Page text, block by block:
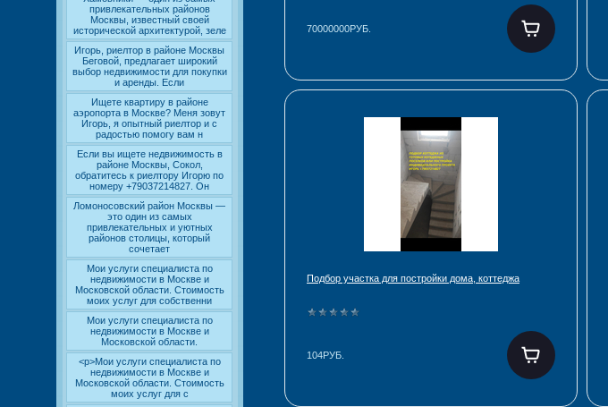
привлекательных районов
Москвы, известный своей
исторической архитектурой, зеле
Игорь, риелтор в районе Москвы
Беговой, предлагает широкий
выбор недвижимости для покупки
и аренды. Если
Ищете квартиру в районе
аэропорта в Москве? Меня зовут
Игорь, я опытный риелтор и с
радостью помогу вам н
Если вы ищете недвижимость в
районе Москвы, Сокол,
обратитесь к риелтору Игорю по
номеру +79037214827. Он
Ломоносовский район Москвы —
это один из самых
привлекательных и уютных
районов столицы, который
сочетает
Мои услуги специалиста по
недвижимости в Москве и
Московской области. Стоимость
моих услуг для собственни
Мои услуги специалиста по
недвижимости в Москве и
Московской области.
<p>Мои услуги специалиста по
недвижимости в Москве и
Московской области. Стоимость
моих услуг для с
70000000РУБ.
Подбор участка для постройки дома, коттеджа
104РУБ.